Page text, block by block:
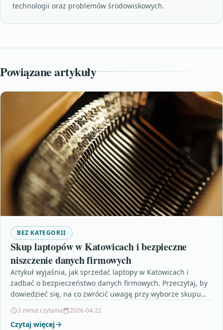
technologii oraz problemów środowiskowych.
Powiązane artykuły
BEZ KATEGORII
Skup laptopów w Katowicach i bezpieczne
niszczenie danych firmowych
Artykuł wyjaśnia, jak sprzedać laptopy w Katowicach i
zadbać o bezpieczeństwo danych firmowych. Przeczytaj, by
dowiedzieć się, na co zwrócić uwagę przy wyborze skupu…
3 minut czytania 2026-04-22
Czytaj więcej